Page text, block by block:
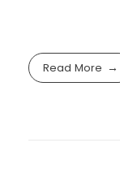
Read More